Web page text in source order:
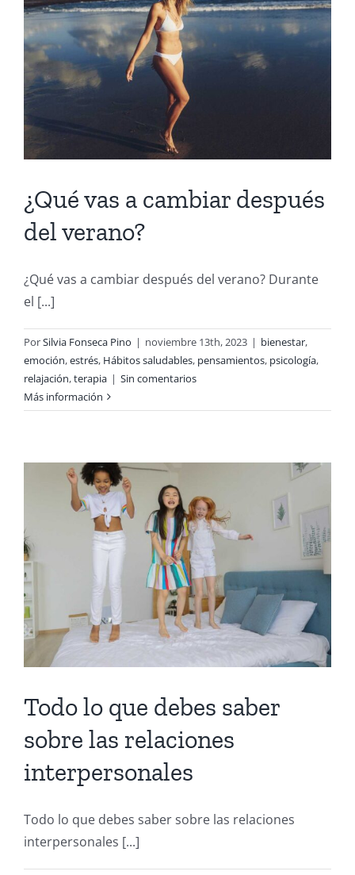
¿Qué vas a cambiar después
del verano?
¿Qué vas a cambiar después del verano? Durante
el [...]
PorSilvia Fonseca Pino | noviembre 13th, 2023 | bienestar,
emoción,estrés, Hábitos saludables, pensamientos, psicología,
relajación,terapia | Sin comentarios
Más información
Todo lo que debes saber
sobre las relaciones
interpersonales
Todo lo que debes saber sobre las relaciones
interpersonales [...]